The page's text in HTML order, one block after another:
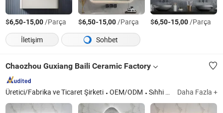
$6,50-15,00/Parça $6,50-15,00/Parça $6,50-15,00/Parça
İletişim
Sohbet
Chaozhou Guxiang Baili Ceramic Factory
Üretici/Fabrika ve Ticaret Şirketi OEM/ODM Sıhhi Tesisat, Lavabo, Tuvalet, İdrar Kabı, Banyo Dolabı, Akıllı Ayna, Tek Parça Tuvalet, İki Parça Tuvalet, Slate Dolabı, Duvara Monte Lavabo Daha Fazla +